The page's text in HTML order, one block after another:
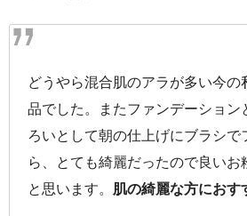
どうやら混合肌のアラが多い今の
品でした。またファンデーション
ろいとして朝の仕上げにブラシで
ら、とても綺麗だったので良いお
と思います。 肌の綺麗な方におす